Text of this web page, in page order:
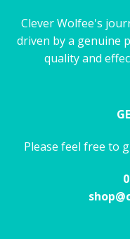
Clever Wolfee's
driven by a genuine
quality and
Please feel free to